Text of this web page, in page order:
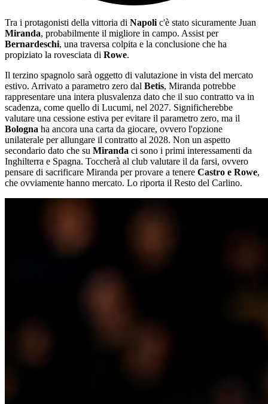
Tra i protagonisti della vittoria di Napoli c'è stato sicuramente Juan
Miranda, probabilmente il migliore in campo. Assist per
Bernardeschi, una traversa colpita e la conclusione che ha
propiziato la rovesciata di Rowe.
Il terzino spagnolo sarà oggetto di valutazione in vista del mercato
estivo. Arrivato a parametro zero dal Betis, Miranda potrebbe
rappresentare una intera plusvalenza dato che il suo contratto va in
scadenza, come quello di Lucumi, nel 2027. Significherebbe
valutare una cessione estiva per evitare il parametro zero, ma il
Bologna ha ancora una carta da giocare, ovvero l'opzione
unilaterale per allungare il contratto al 2028. Non un aspetto
secondario dato che su Miranda ci sono i primi interessamenti da
Inghilterra e Spagna. Toccherà al club valutare il da farsi, ovvero
pensare di sacrificare Miranda per provare a tenere Castro e Rowe,
che ovviamente hanno mercato. Lo riporta il Resto del Carlino.